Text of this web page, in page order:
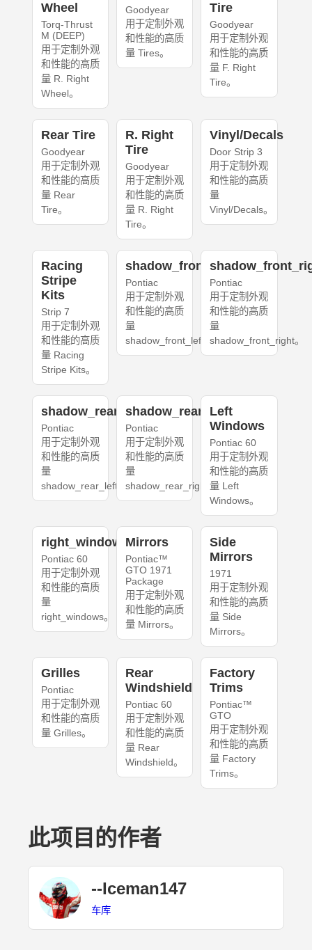
Wheel
Torq-Thrust
M (DEEP)
用于定制外观
和性能的高质
量 R. Right
Wheel。
Goodyear
用于定制外观
和性能的高质
量 Tires。
Tire
Goodyear
用于定制外观
和性能的高质
量 F. Right
Tire。
Rear Tire
Goodyear
用于定制外观
和性能的高质
量 Rear
Tire。
R. Right
Tire
Goodyear
用于定制外观
和性能的高质
量 R. Right
Tire。
Vinyl/Decals
Door Strip 3
用于定制外观
和性能的高质
量
Vinyl/Decals。
Racing
Stripe
Kits
Strip 7
用于定制外观
和性能的高质
量 Racing
Stripe Kits。
shadow_front_left
Pontiac
用于定制外观
和性能的高质
量
shadow_front_left。
Pontiac
用于定制外观
和性能的高质
量
shadow_front_right。
shadow_rear_left
Pontiac
用于定制外观
和性能的高质
量
shadow_rear_left。
shadow_rear_right
Pontiac
用于定制外观
和性能的高质
量
shadow_rear_right。
Left
Windows
Pontiac 60
用于定制外观
和性能的高质
量 Left
Windows。
right_windows
Pontiac 60
用于定制外观
和性能的高质
量
right_windows。
Mirrors
Pontiac™
GTO 1971
Package
用于定制外观
和性能的高质
量 Mirrors。
Side
Mirrors
1971
用于定制外观
和性能的高质
量 Side
Mirrors。
Grilles
Pontiac
用于定制外观
和性能的高质
量 Grilles。
Rear
Windshield
Pontiac 60
用于定制外观
和性能的高质
量 Rear
Windshield。
Factory
Trims
Pontiac™
GTO
用于定制外观
和性能的高质
量 Factory
Trims。
此项目的作者
--Iceman147
车库